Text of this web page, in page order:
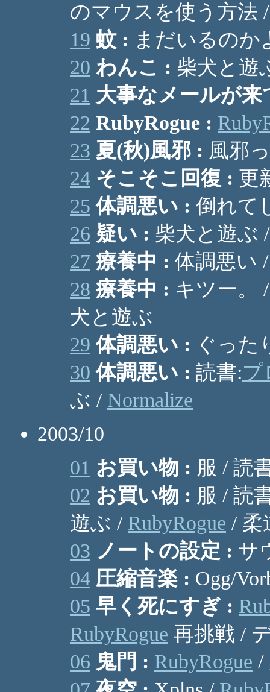
のマウスを使う方法
19 蚊 : まだいるのか
20 わんこ : 柴犬と遊
21 大事なメールが来
22 RubyRogue :
23 夏(秋)風邪 : 風邪
24 そこそこ回復 : 更
25 体調悪い : 倒れて
26 疑い : 柴犬と遊ぶ
27 療養中 : 体調悪い
28 療養中 : キツー。
犬と遊ぶ
29 体調悪い : ぐった
30 体調悪い : 読書:プ
ぶ / Normalize
2003/10
01 お買い物 : 服 / 読
02 お買い物 : 服 / 読
遊ぶ / RubyRogue / 柔
03 ノートの設定 : サ
04 圧縮音楽 : Ogg/
05 早く死にすぎ :
RubyRogue 再挑戦 /
06 鬼門 : RubyRogue /